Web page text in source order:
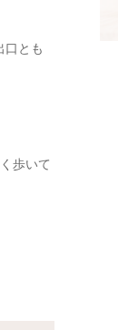
口とも
歩いて